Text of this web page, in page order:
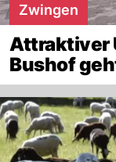
Zwingen
Attraktiver
Bushof